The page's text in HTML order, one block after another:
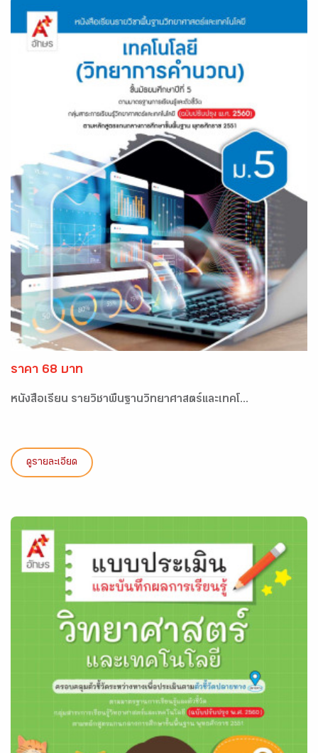
ราคา 68 บาท
หนังสือเรียน รายวิชาพื้นฐานวิทยาศาสตร์และเทคโ...
ดูรายละเอียด